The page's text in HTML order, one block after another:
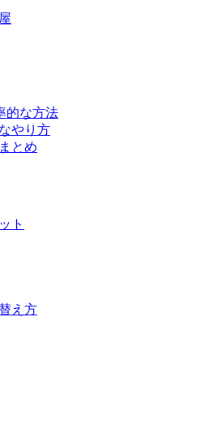
的な方法
やり方
とめ
ト
え方